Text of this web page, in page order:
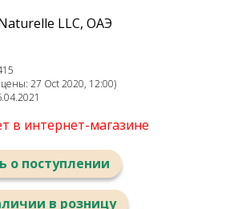
LLC, ОАЭ
27 Oct 2020, 12:00)
в интернет-магазине
о поступлении
в розницу